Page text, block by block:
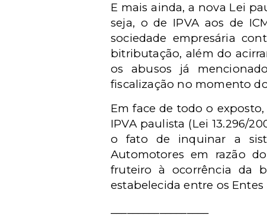
E mais ainda, a nova Lei
seja, o de IPVA aos de
sociedade empresária
bitributação, além do
os abusos já
fiscalização no momento
Em face de todo o
IPVA paulista (Lei 13.296/
o fato de inquinar a
Automotores em razão
fruteiro à ocorrência da
estabelecida entre os